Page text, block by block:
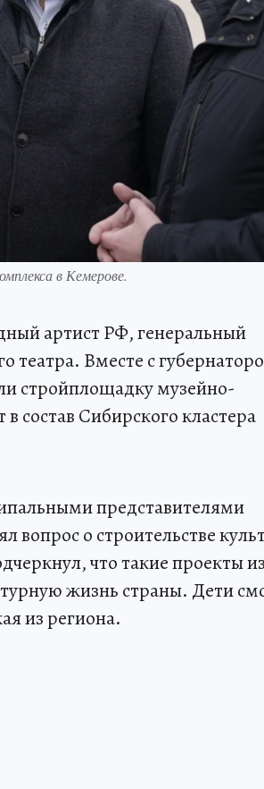
в Кемерове.
артист РФ, генеральный
театра. Вместе с
стройплощадку музейно-
состав Сибирского кластера
представителями
о строительстве
что такие проекты
жизнь страны. Дети
из региона.